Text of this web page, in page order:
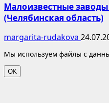
Малоизвестные
(Челябинская область)
margarita-rudakova
Мы используем файлы с
ОК